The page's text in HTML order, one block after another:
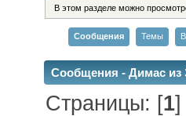
В этом разделе можно
Сообщения Темы
Сообщения - Димас из
Страницы: [1]